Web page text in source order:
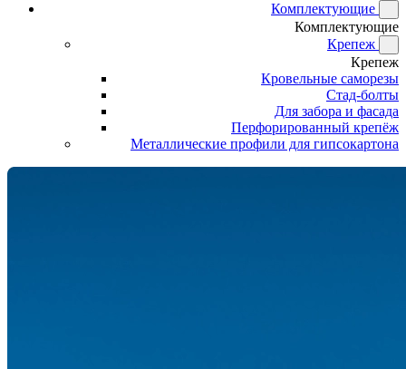
Комплектующие
Комплектующие
Крепеж
Крепеж
Кровельные саморезы
Стад-болты
Для забора и фасада
Перфорированный крепёж
Металлические профили для гипсокартона